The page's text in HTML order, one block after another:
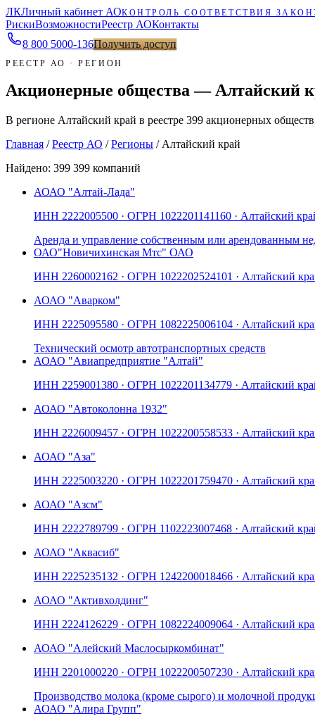
ЛКЛичный кабинет АОКОНТРОЛЬ СООТВЕТСТВИЯ
РискиВозможностиРеестр АОКонтакты
8 800 5000-136Получить доступ
РЕЕСТР АО · РЕГИОН
Акционерные общества — Алтайский
В регионе Алтайский край в реестре 399 акционерных
Главная /Реестр АО /Регионы / Алтайский край
Найдено: 399 399 компаний
АОАО "Алтай-Лада"
ИНН 2222005500 · ОГРН 1022201141160 · Алтайский
Аренда и управление собственным или арендованным
ОАО"Новичихинская Мтс" ОАО
ИНН 2260002162 · ОГРН 1022202524101 · Алтайский
АОАО "Аварком"
ИНН 2225095580 · ОГРН 1082225006104 · Алтайский
Технический осмотр автотранспортных средств
АОАО "Авиапредприятие "Алтай"
ИНН 2259001380 · ОГРН 1022201134779 · Алтайский
АОАО "Автоколонна 1932"
ИНН 2226009457 · ОГРН 1022200558533 · Алтайский
АОАО "Аза"
ИНН 2225003220 · ОГРН 1022201759470 · Алтайский
АОАО "Азсм"
ИНН 2222789799 · ОГРН 1102223007468 · Алтайский
АОАО "Аквасиб"
ИНН 2225235132 · ОГРН 1242200018466 · Алтайский
АОАО "Активхолдинг"
ИНН 2224126229 · ОГРН 1082224009064 · Алтайский
АОАО "Алейский Маслосыркомбинат"
ИНН 2201000220 · ОГРН 1022200507230 · Алтайский
Производство молока (кроме сырого) и молочной
АОАО "Алира Групп"